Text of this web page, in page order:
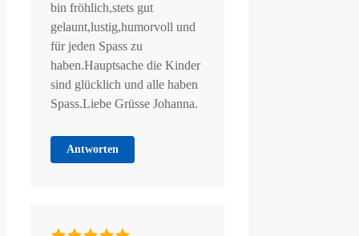
bin fröhlich,stets gut
gelaunt,lustig,humorvoll und
für jeden Spass zu
haben.Hauptsache die Kinder
sind glücklich und alle haben
Spass.Liebe Grüsse Johanna.
Antworten